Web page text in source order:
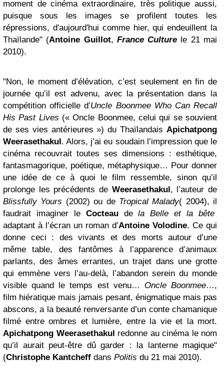
moment de cinéma extraordinaire, très politique aussi,
puisque sous les images se profilent toutes les
répressions, d'aujourd'hui comme hier, qui endeuillent la
Thaïlande" (Antoine Guillot, France Culture le 21 mai
2010).
"Non, le moment d’élévation, c’est seulement en fin de
journée qu’il est advenu, avec la présentation dans la
compétition officielle d’Uncle Boonmee Who Can Recall
His Past Lives (« Oncle Boonmee, celui qui se souvient
de ses vies antérieures ») du Thaïlandais Apichatpong
Weerasethakul. Alors, j’ai eu soudain l’impression que le
cinéma recouvrait toutes ses dimensions : esthétique,
fantasmagorique, poétique, métaphysique… Pour donner
une idée de ce à quoi le film ressemble, sinon qu’il
prolonge les précédents de Weerasethakul, l’auteur de
Blissfully Yours (2002) ou de Tropical Malady( 2004), il
faudrait imaginer le Cocteau dela Belle et la bête
adaptant à l’écran un roman d’Antoine Volodine. Ce qui
donne ceci : des vivants et des morts autour d’une
même table, des fantômes à l’apparence d’animaux
parlants, des âmes errantes, un trajet dans une grotte
qui emmène vers l’au-delà, l’abandon serein du monde
visible quand le temps est venu… Oncle Boonmee…,
film hiératique mais jamais pesant, énigmatique mais pas
abscons, a la beauté renversante d’un conte chamanique
filmé entre ombres et lumière, entre la vie et la mort.
Apichatpong Weerasethakul redonne au cinéma le nom
qu’il aurait peut-être dû garder : la lanterne magique"
(Christophe Kantcheff dans Politis du 21 mai 2010).